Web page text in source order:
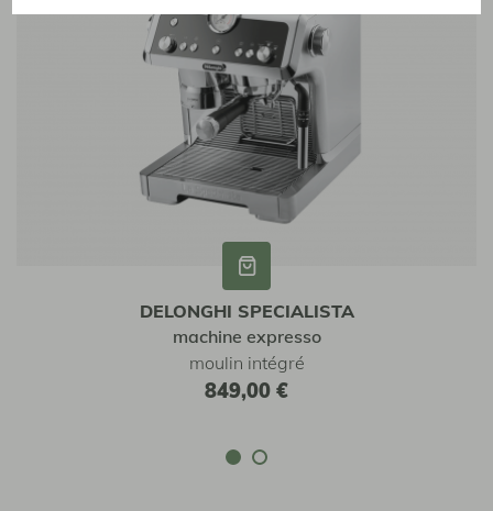
DELONGHI SPECIALISTA
machine expresso
moulin intégré
849,00 €